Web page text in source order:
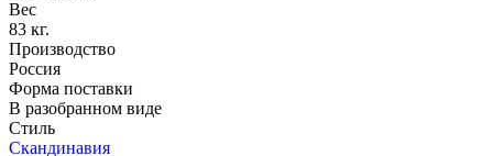
Вес
83 кг.
Производство
Россия
Форма поставки
В разобранном виде
Стиль
Скандинавия